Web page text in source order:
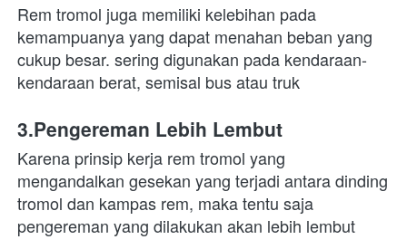
Rem tromol juga memiliki kelebihan pada
kemampuanya yang dapat menahan beban yang
cukup besar. sering digunakan pada kendaraan-
kendaraan berat, semisal bus atau truk
3.Pengereman Lebih Lembut
Karena prinsip kerja rem tromol yang
mengandalkan gesekan yang terjadi antara dinding
tromol dan kampas rem, maka tentu saja
pengereman yang dilakukan akan lebih lembut